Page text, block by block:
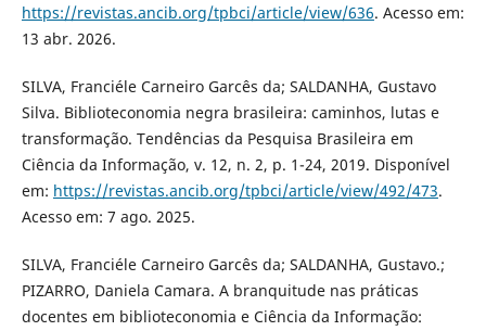
https://revistas.ancib.org/tpbci/article/view/636. Acesso em:
13 abr. 2026.
SILVA, Franciéle Carneiro Garcês da; SALDANHA, Gustavo
Silva. Biblioteconomia negra brasileira: caminhos, lutas e
transformação. Tendências da Pesquisa Brasileira em
Ciência da Informação, v. 12, n. 2, p. 1-24, 2019. Disponível
em: https://revistas.ancib.org/tpbci/article/view/492/473.
Acesso em: 7 ago. 2025.
SILVA, Franciéle Carneiro Garcês da; SALDANHA, Gustavo.;
PIZARRO, Daniela Camara. A branquitude nas práticas
docentes em biblioteconomia e Ciência da Informação: